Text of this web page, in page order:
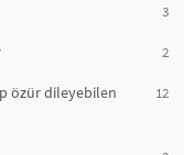
3
2
özür dileyebilen
12